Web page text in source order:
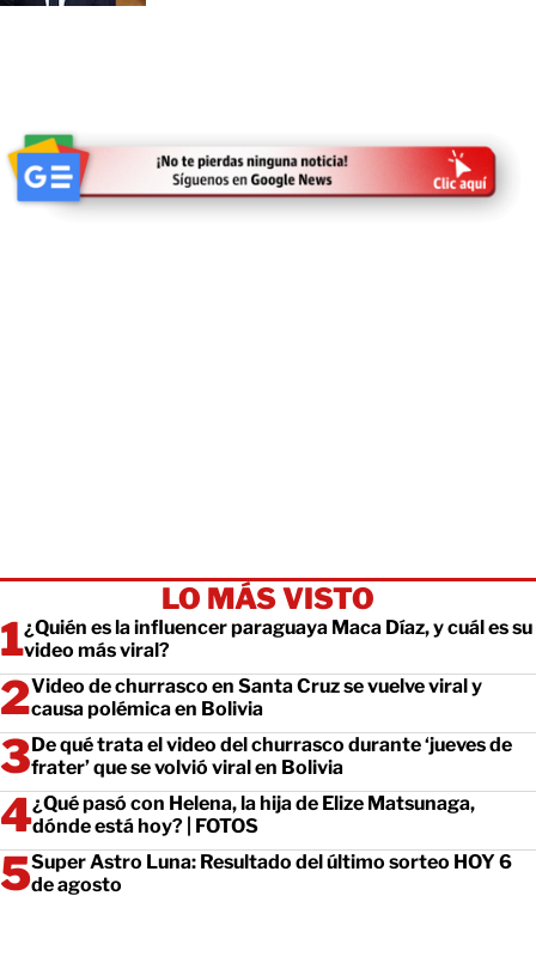
LO MÁS VISTO
¿Quién es la influencer paraguaya Maca Díaz, y cuál es su
video más viral?
Video de churrasco en Santa Cruz se vuelve viral y
causa polémica en Bolivia
De qué trata el video del churrasco durante ‘jueves de
frater’ que se volvió viral en Bolivia
¿Qué pasó con Helena, la hija de Elize Matsunaga,
dónde está hoy? | FOTOS
Super Astro Luna: Resultado del último sorteo HOY 6
de agosto